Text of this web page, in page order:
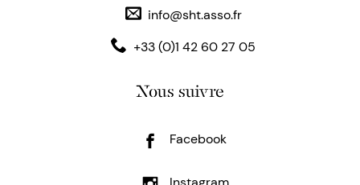
info@sht.asso.fr
+33 (0)1 42 60 27 05
Nous suivre
Facebook